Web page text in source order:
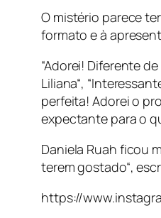
O mistério parece
formato e à
“Adorei! Diferente
Liliana“,
perfeita! Adorei o
expectante para o
Daniela Ruah ficou
terem gostado“,
https://